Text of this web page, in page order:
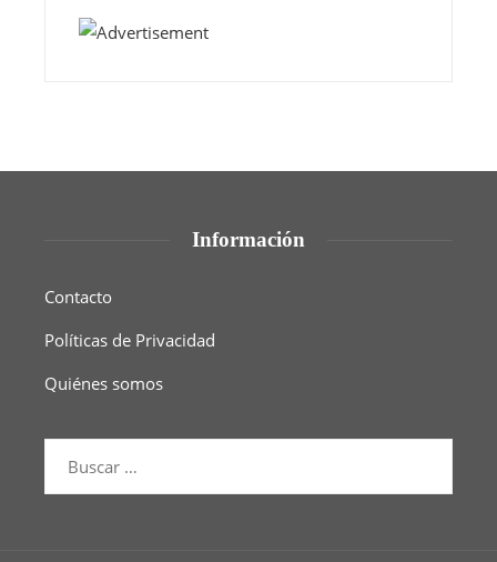
Información
Contacto
Políticas de Privacidad
Quiénes somos